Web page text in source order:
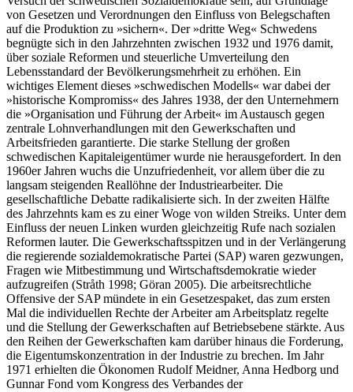
von Gesetzen und Verordnungen den Einfluss von Belegschaften
auf die Produktion zu »sichern«. Der »dritte Weg« Schwedens
begnügte sich in den Jahrzehnten zwischen 1932 und 1976 damit,
über soziale Reformen und steuerliche Umverteilung den
Lebensstandard der Bevölkerungsmehrheit zu erhöhen. Ein
wichtiges Element dieses »schwedischen Modells« war dabei der
»historische Kompromiss« des Jahres 1938, der den Unternehmern
die »Organisation und Führung der Arbeit« im Austausch gegen
zentrale Lohnverhandlungen mit den Gewerkschaften und
Arbeitsfrieden garantierte. Die starke Stellung der großen
schwedischen Kapitaleigentümer wurde nie herausgefordert. In den
1960er Jahren wuchs die Unzufriedenheit, vor allem über die zu
langsam steigenden Reallöhne der Industriearbeiter. Die
gesellschaftliche Debatte radikalisierte sich. In der zweiten Hälfte
des Jahrzehnts kam es zu einer Woge von wilden Streiks. Unter dem
Einfluss der neuen Linken wurden gleichzeitig Rufe nach sozialen
Reformen lauter. Die Gewerkschaftsspitzen und in der Verlängerung
die regierende sozialdemokratische Partei (SAP) waren gezwungen,
Fragen wie Mitbestimmung und Wirtschaftsdemokratie wieder
aufzugreifen (Stråth 1998; Göran 2005). Die arbeitsrechtliche
Offensive der SAP mündete in ein Gesetzespaket, das zum ersten
Mal die individuellen Rechte der Arbeiter am Arbeitsplatz regelte
und die Stellung der Gewerkschaften auf Betriebsebene stärkte. Aus
den Reihen der Gewerkschaften kam darüber hinaus die Forderung,
die Eigentumskonzentration in der Industrie zu brechen. Im Jahr
1971 erhielten die Ökonomen Rudolf Meidner, Anna Hedborg und
Gunnar Fond vom Kongress des Verbandes der